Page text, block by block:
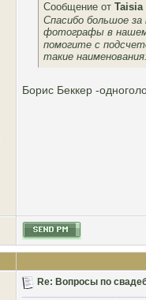
Сообщение от Taisia
Спасибо большое
фотографы в нашем
помогите с
такие
Борис Беккер -
Re: Вопросы по